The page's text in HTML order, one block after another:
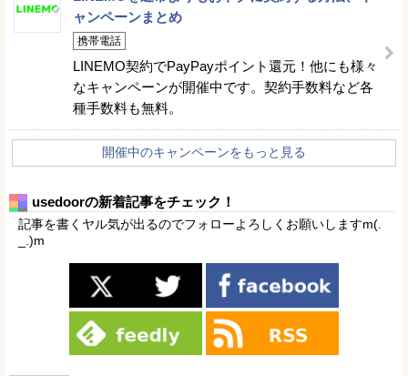
ャンペーンまとめ
携帯電話
LINEMO契約でPayPayポイント還元！他にも様々
なキャンペーンが開催中です。契約手数料など各
種手数料も無料。
開催中のキャンペーンをもっと見る
usedoorの新着記事をチェック！
記事を書くヤル気が出るのでフォローよろしくお願いしますm(.
_.)m